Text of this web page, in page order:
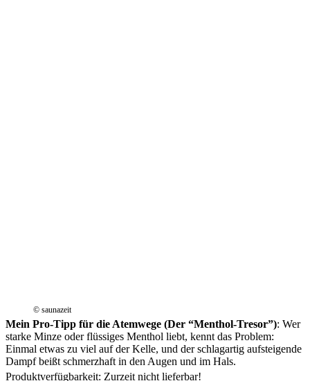
© saunazeit
Mein Pro-Tipp für die Atemwege (Der “Menthol-Tresor”): Wer
starke Minze oder flüssiges Menthol liebt, kennt das Problem:
Einmal etwas zu viel auf der Kelle, und der schlagartig aufsteigende
Dampf beißt schmerzhaft in den Augen und im Hals.
Produktverfügbarkeit: Zurzeit nicht lieferbar!